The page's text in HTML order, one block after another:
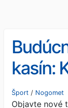
kasín:
hry
Šport / Nogomet
Objavte nové